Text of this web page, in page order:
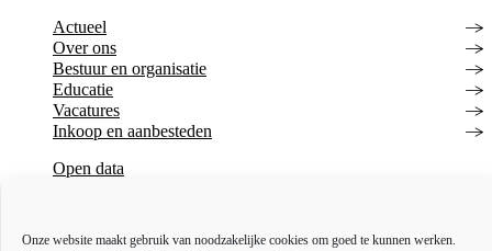
Onze website maakt gebruik van noodzakelijke cookies om goed te kunnen werken.
Actueel
Over ons
Bestuur en organisatie
Educatie
Vacatures
Inkoop en aanbesteden
Open data